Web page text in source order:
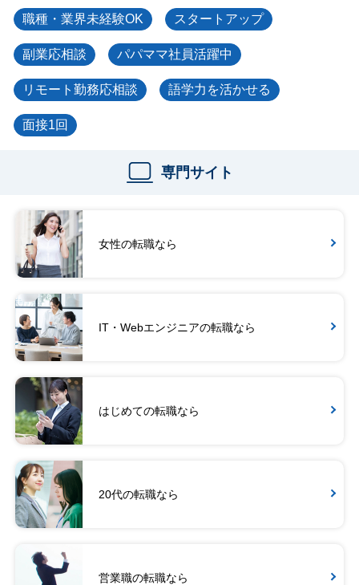
職種・業界未経験OK スタートアップ
副業応相談 パパママ社員活躍中
リモート勤務応相談 語学力を活かせる
面接1回
専門サイト
女性の転職なら
IT・Webエンジニアの転職なら
はじめての転職なら
20代の転職なら
営業職の転職なら